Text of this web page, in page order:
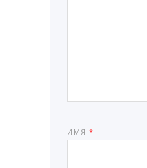
ИМЯ *